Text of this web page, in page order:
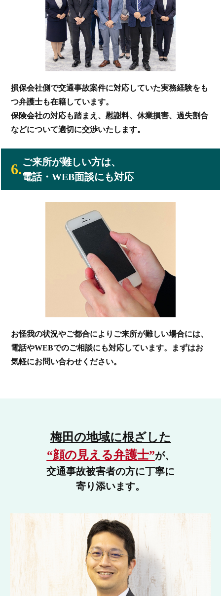
損保会社側で交通事故案件に対応していた実務経験をも
つ弁護士も在籍しています。
保険会社の対応も踏まえ、慰謝料、休業損害、過失割合
などについて適切に交渉いたします。
6.ご来所が難しい方は、
電話・WEB面談にも対応
お怪我の状況やご都合によりご来所が難しい場合には、
電話やWEBでのご相談にも対応しています。まずはお
気軽にお問い合わせください。
梅田の地域に根ざした
“顔の見える弁護士”が、
交通事故被害者の方に丁寧に
寄り添います。